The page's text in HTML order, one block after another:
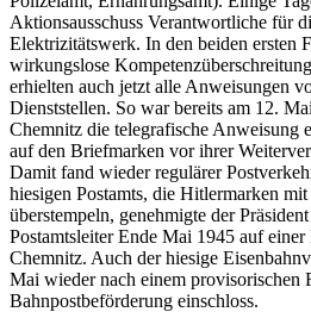
Aktionsausschuss Verantwortliche für
Elektrizitätswerk. In den beiden ersten
wirkungslose
erhielten auch jetzt alle Anweisungen
Dienststellen. So war bereits am 12.
Chemnitz die telegrafische Anweisung
auf den Briefmarken vor ihrer
Damit fand wieder regulärer
hiesigen Postamts, die Hitlermarken
überstempeln, genehmigte der
Postamtsleiter Ende Mai 1945 auf
Chemnitz. Auch der hiesige
Mai wieder nach einem provisorischen
Bahnpostbeförderung einschloss.